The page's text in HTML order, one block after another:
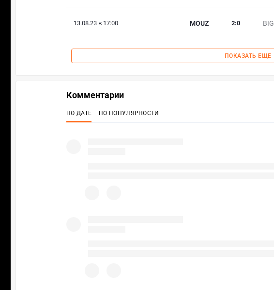
13.08.23 в 17:00 MOUZ BIG
2:0
ПОКАЗАТЬ ЕЩЕ
Комментарии
ПО ДАТЕ ПО ПОПУЛЯРНОСТИ